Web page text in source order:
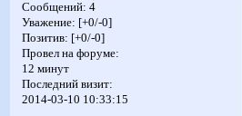
Сообщений: 4
Уважение: [+0/-0]
Позитив: [+0/-0]
Провел на форуме:
12 минут
Последний визит:
2014-03-10 10:33:15